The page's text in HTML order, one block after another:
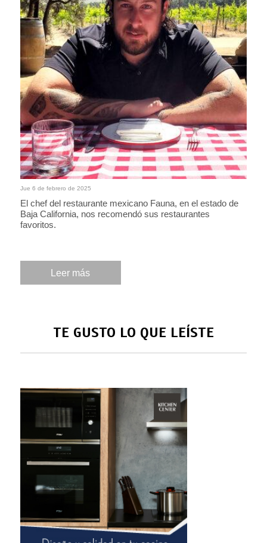
Jue 6 de febrero de 2025
El chef del restaurante mexicano Fauna, en el estado de
Baja California, nos recomendó sus restaurantes
favoritos.
Leer más
TE GUSTO LO QUE LEÍSTE